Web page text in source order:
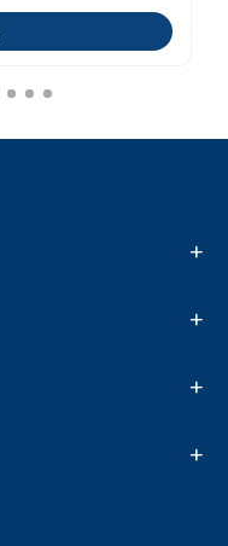
+
+
+
+